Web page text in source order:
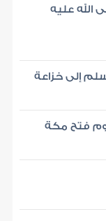
الله عليه
إلى خزاعة
فتح مكة